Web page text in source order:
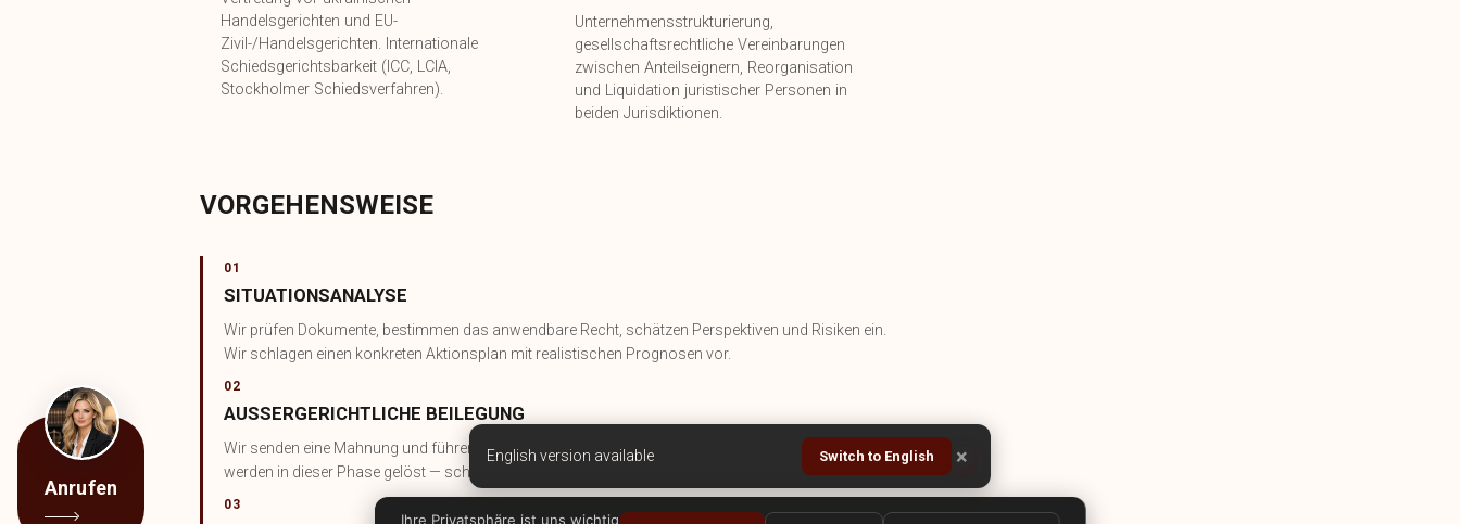
Ihre Privatsphäre ist uns wichtig
Handelsgerichten und EU-
Zivil-/Handelsgerichten. Internationale
Schiedsgerichtsbarkeit (ICC, LCIA,
Stockholmer Schiedsverfahren).
Unternehmensstrukturierung,
gesellschaftsrechtliche Vereinbarungen
zwischen Anteilseignern, Reorganisation
und Liquidation juristischer Personen in
beiden Jurisdiktionen.
VORGEHENSWEISE
01
SITUATIONSANALYSE
Wir prüfen Dokumente, bestimmen das anwendbare Recht, schätzen Perspektiven und Risiken ein.
Wir schlagen einen konkreten Aktionsplan mit realistischen Prognosen vor.
02
AUSSERGERICHTLICHE BEILEGUNG
Wir senden eine Mahnung und führen Verhandlungen. Die meisten kommerziellen Streitigkeiten
werden in dieser Phase gelöst — schneller und günstiger als über das Gericht.
03
Anrufen
English version available Switch to English ×